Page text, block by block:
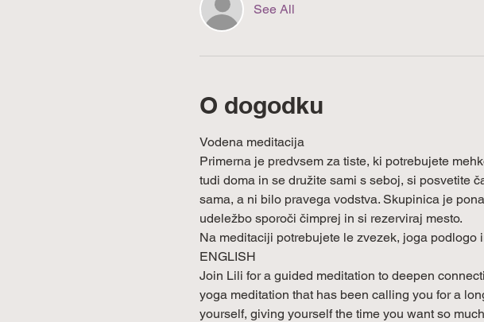
See All
O dogodku
Vodena meditacija
Primerna je predvsem za tiste, ki potrebujete
tudi doma in se družite sami s seboj, si posvetite
sama, a ni bilo pravega vodstva. Skupinica je
udeležbo sporoči čimprej in si rezerviraj mesto.
Na meditaciji potrebujete le zvezek, joga podlogo
ENGLISH
Join Lili for a guided meditation to deepen
yoga meditation that has been calling you for a
yourself, giving yourself the time you want so